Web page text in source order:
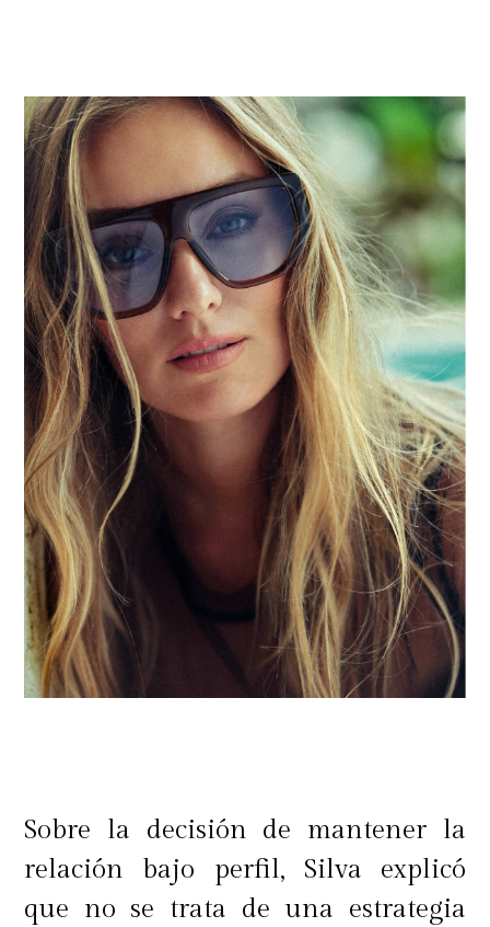
Sobre la decisión de mantener la
relación bajo perfil, Silva explicó
que no se trata de una estrategia